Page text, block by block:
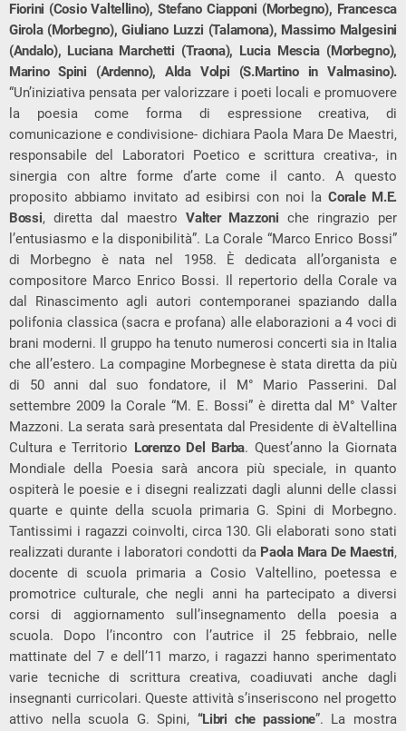
Fiorini (Cosio Valtellino), Stefano Ciapponi (Morbegno), Francesca
Girola (Morbegno), Giuliano Luzzi (Talamona), Massimo Malgesini
(Andalo), Luciana Marchetti (Traona), Lucia Mescia (Morbegno),
Marino Spini (Ardenno), Alda Volpi (S.Martino in Valmasino).
“Un’iniziativa pensata per valorizzare i poeti locali e promuovere
la poesia come forma di espressione creativa, di
comunicazione e condivisione- dichiara Paola Mara De Maestri,
responsabile del Laboratori Poetico e scrittura creativa-, in
sinergia con altre forme d’arte come il canto. A questo
proposito abbiamo invitato ad esibirsi con noi laCorale M.E.
Bossi, diretta dal maestroValter Mazzoni che ringrazio per
l’entusiasmo e la disponibilità”. La Corale “Marco Enrico Bossi”
di Morbegno è nata nel 1958. È dedicata all’organista e
compositore Marco Enrico Bossi. Il repertorio della Corale va
dal Rinascimento agli autori contemporanei spaziando dalla
polifonia classica (sacra e profana) alle elaborazioni a 4 voci di
brani moderni. Il gruppo ha tenuto numerosi concerti sia in Italia
che all’estero. La compagine Morbegnese è stata diretta da più
di 50 anni dal suo fondatore, il M° Mario Passerini. Dal
settembre 2009 la Corale “M. E. Bossi” è diretta dal M° Valter
Mazzoni. La serata sarà presentata dal Presidente di èValtellina
Cultura e Territorio Lorenzo Del Barba. Quest’anno la Giornata
Mondiale della Poesia sarà ancora più speciale, in quanto
ospiterà le poesie e i disegni realizzati dagli alunni delle classi
quarte e quinte della scuola primaria G. Spini di Morbegno.
Tantissimi i ragazzi coinvolti, circa 130. Gli elaborati sono stati
realizzati durante i laboratori condotti da Paola Mara De Maestri,
docente di scuola primaria a Cosio Valtellino, poetessa e
promotrice culturale, che negli anni ha partecipato a diversi
corsi di aggiornamento sull’insegnamento della poesia a
scuola. Dopo l’incontro con l’autrice il 25 febbraio, nelle
mattinate del 7 e dell’11 marzo, i ragazzi hanno sperimentato
varie tecniche di scrittura creativa, coadiuvati anche dagli
insegnanti curricolari. Queste attività s’inseriscono nel progetto
attivo nella scuola G. Spini, “Libri che passione”. La mostra